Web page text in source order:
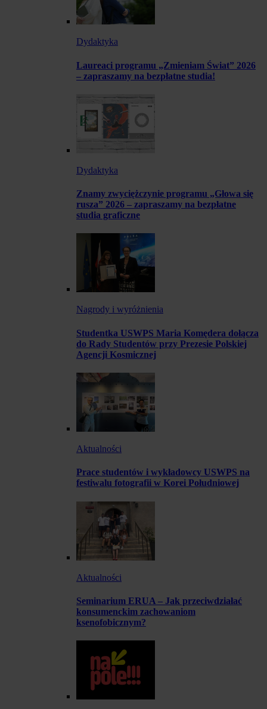
Dydaktyka
Laureaci programu „Zmieniam Świat” 2026
– zapraszamy na bezpłatne studia!
Dydaktyka
Znamy zwyciężczynie programu „Głowa się
rusza” 2026 – zapraszamy na bezpłatne
studia graficzne
Nagrody i wyróżnienia
Studentka USWPS Maria Komędera dołącza
do Rady Studentów przy Prezesie Polskiej
Agencji Kosmicznej
Aktualności
Prace studentów i wykładowcy USWPS na
festiwalu fotografii w Korei Południowej
Aktualności
Seminarium ERUA – Jak przeciwdziałać
konsumenckim zachowaniom
ksenofobicznym?